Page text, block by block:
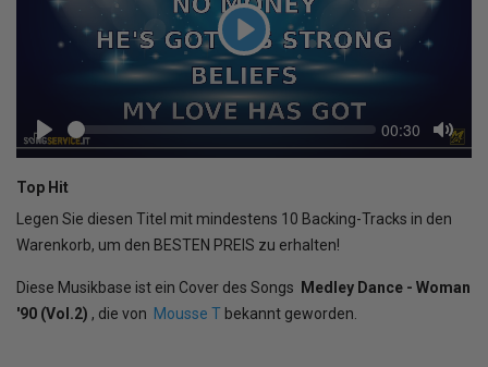
Play
Play
Seek Current
time
00:30
Mute
Top Hit
Legen Sie diesen Titel mit mindestens 10 Backing-Tracks in den
Warenkorb, um den BESTEN PREIS zu erhalten!
Diese Musikbase ist ein Cover des Songs
Medley Dance - Woman
'90 (Vol.2) , die von Mousse T bekannt geworden.